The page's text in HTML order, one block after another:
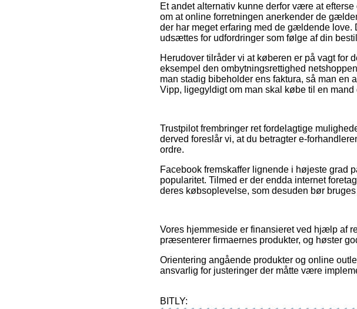
Et andet alternativ kunne derfor være at
om at online forretningen anerkender de
der har meget erfaring med de gældende love.
udsættes for udfordringer som følge af din
Herudover tilråder vi at køberen er på vagt for
eksempel den ombytningsrettighed
man stadig bibeholder ens faktura, så man en
Vipp, ligegyldigt om man skal købe til en mand
Trustpilot frembringer ret fordelagtige
derved foreslår vi, at du betragter e-
ordre.
Facebook fremskaffer lignende i højeste grad
popularitet. Tilmed er der endda internet
deres købsoplevelse, som desuden bør
Vores hjemmeside er finansieret ved hjælp af
præsenterer firmaernes produkter, og høster
Orientering angående produkter og online
ansvarlig for justeringer der måtte være
BITLY: